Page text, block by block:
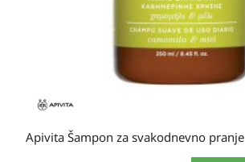
Apivita Šampon za svakodnevno pranje